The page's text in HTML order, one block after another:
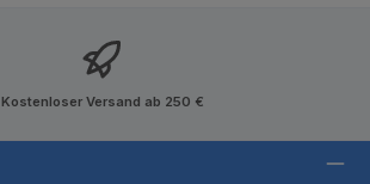
Kostenloser Versand ab 250 €